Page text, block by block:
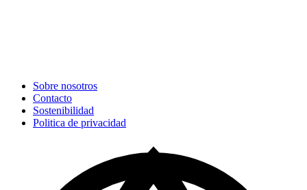
Sobre nosotros
Contacto
Sostenibilidad
Politica de privacidad